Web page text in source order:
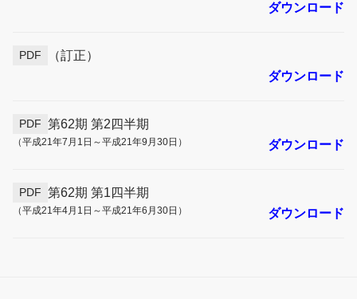
ダウンロード
PDF
（訂正）
ダウンロード
PDF 第62期 第2四半期
（平成21年7月1日～平成21年9月30日） ダウンロード
PDF 第62期 第1四半期
（平成21年4月1日～平成21年6月30日） ダウンロード